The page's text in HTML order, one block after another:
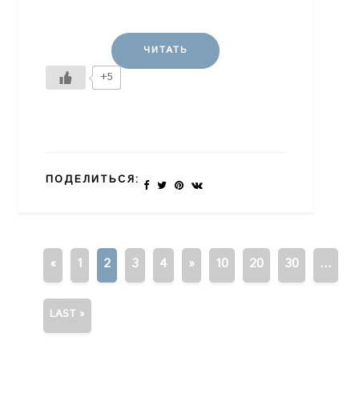
ЧИТАТЬ
+5
ПОДЕЛИТЬСЯ:
« 1 2 3 4 » 10 20 30 ...
LAST »